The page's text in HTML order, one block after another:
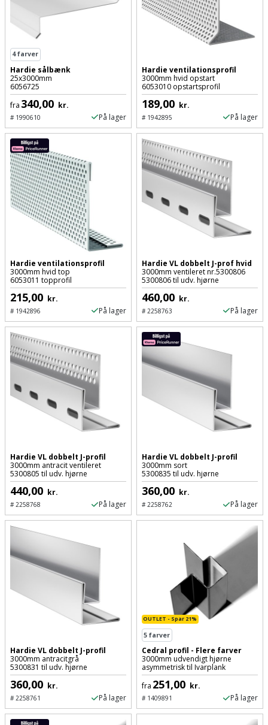
Soldater
støtte
og
teleskopstøtte
Stålbørste
Stemmejern
Stige
Stillads
Tænger
Tagpapbrænder
Tapetværktøj
Tommestok
Tømrervinkel
Tragt
og
aftrækker
og
opbevaring
Værktøjssæt
Vaterpas
Mejselhammer
Multicutter
Multicuttertilbehør
Multisliber
Nedbrydningshammer
Overfræser
Overfræsertilbehør
Polermaskine
Rillefræser
Røreværk
Rotationslaser
Rundsav
Rundsavsklinge
Rystepudser
Rystepudsertilbehør
Slagboremaskine
Slagnøgle
Slagnøgletilbehør
Slagskruetrækker
Slibemaskine
Sømpistol
Sømpistoltilbehør
Stiftepistol
Stiksav
Stiksavsklinge
Presenning
Redskabsskur
Rengøring
Shelter
Sikkerhed
i
hjemmet
Skadedyrsbekæmpelse
Skraldespandsskjuler
Skydelåge
Støttemur
Støvsuger
Strygejern
Terrassevarmer
Tømidler
Tørrestativ
Trappevanger
Udebruser
afskærmning
Varme
Varmepumpeskjuler
Velux
gardin
4farver
Hardie sålbænk
25x3000mm
6056725
fra 340,00 kr.
#1990610 På lager
Hardie ventilationsprofil
3000mm hvid opstart
6053010 opstartsprofil
189,00 kr.
#1942895 På lager
Hardie ventilationsprofil
3000mm hvid top
6053011 topprofil
215,00 kr.
#1942896 På lager
Hardie VL dobbelt J-prof hvid
3000mm ventileret nr.5300806
5300806 til udv. hjørne
460,00 kr.
#2258763 På lager
Hardie VL dobbelt J-profil
3000mm antracit ventileret
5300805 til udv. hjørne
440,00 kr.
#2258768 På lager
Hardie VL dobbelt J-profil
3000mm sort
5300835 til udv. hjørne
360,00 kr.
#2258762 På lager
Hardie VL dobbelt J-profil
3000mm antracitgrå
5300831 til udv. hjørne
360,00 kr.
#2258761 På lager
OUTLET - Spar 21%
5farver
Cedral profil - Flere farver
3000mm udvendigt hjørne
asymmetrisk til Ivarplank
fra 251,00 kr.
#1409891 På lager